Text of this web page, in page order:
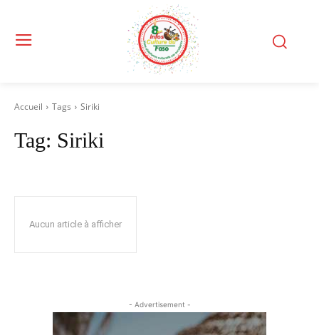
Accueil Tags Siriki
Tag: Siriki
Aucun article à afficher
- Advertisement -